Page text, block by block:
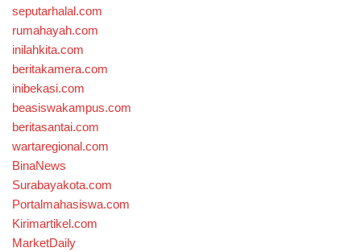
seputarhalal.com
rumahayah.com
inilahkita.com
beritakamera.com
inibekasi.com
beasiswakampus.com
beritasantai.com
wartaregional.com
BinaNews
Surabayakota.com
Portalmahasiswa.com
Kirimartikel.com
MarketDaily